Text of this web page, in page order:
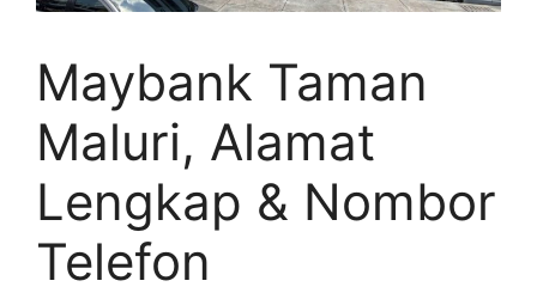
Maybank Taman
Maluri, Alamat
Lengkap & Nombor
Telefon